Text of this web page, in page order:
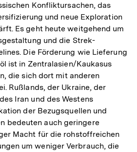
Konfliktursachen, das
und neue Exploration
Es geht heute weitgehend um
und die Strek-
Die Förderung wie Lieferung
ist in Zentralasien/Kaukasus
die sich dort mit anderen
Rußlands, der Ukraine, der
Iran und des Westens
der Bezugsquellen und
bedeuten auch geringere
Macht für die rohstoffreichen
um weniger Verbrauch, die